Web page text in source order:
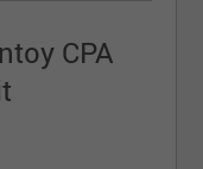
CPA